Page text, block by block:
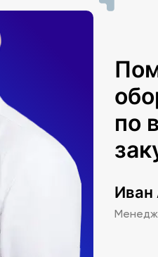
по
Иван